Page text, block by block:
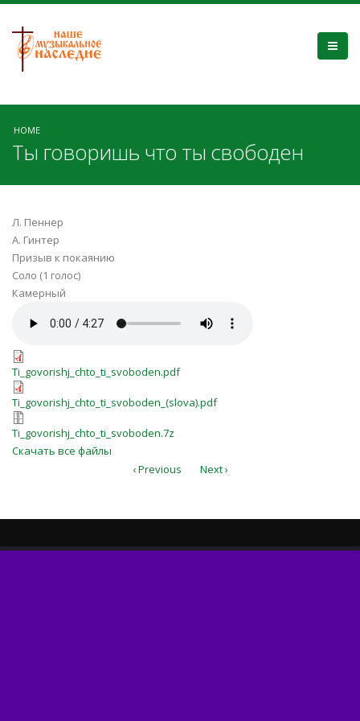
HOME
Ты говоришь что ты свободен
Л. Пеннер
А. Гинтер
Призыв к покаянию
Соло (1 голос)
Камерный
Ti_govorishj_chto_ti_svoboden.mp3
Ti_govorishj_chto_ti_svoboden.pdf
Ti_govorishj_chto_ti_svoboden.pdf
Ti_govorishj_chto_ti_svoboden_(slova).pdf
Ti_govorishj_chto_ti_svoboden.7z
Ti_govorishj_chto_ti_svoboden.7z
Скачать все файлы
‹ Previous
Next ›